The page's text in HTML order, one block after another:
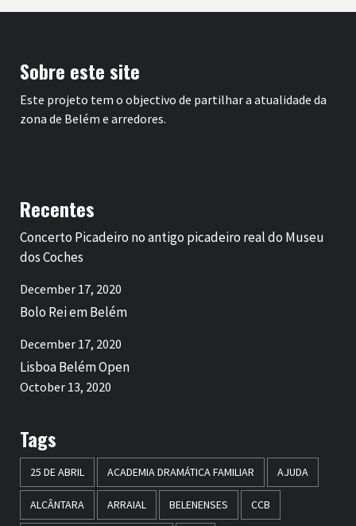
Sobre este site
Este projeto tem o objectivo de partilhar a atualidade da
zona de Belém e arredores.
Recentes
Concerto Picadeiro no antigo picadeiro real do Museu
dos Coches
December 17, 2020
Bolo Rei em Belém
December 17, 2020
Lisboa Belém Open
October 13, 2020
Tags
25 DE ABRIL ACADEMIA DRAMÁTICA FAMILIAR AJUDA
ALCÂNTARA ARRAIAL BELENENSES CCB